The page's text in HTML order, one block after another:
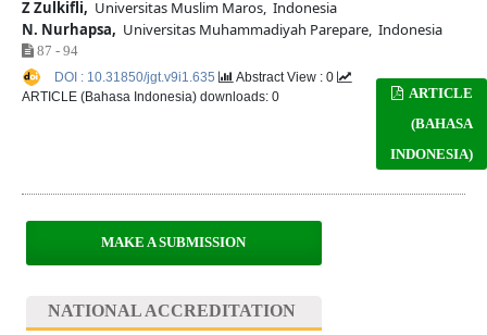
Z Zulkifli, Universitas Muslim Maros, Indonesia
N. Nurhapsa, Universitas Muhammadiyah Parepare, Indonesia
87 - 94
ARTICLE
(BAHASA
INDONESIA)
DOI : 10.31850/jgt.v9i1.635
Abstract View : 0
ARTICLE (Bahasa Indonesia) downloads: 0
MAKE A SUBMISSION
NATIONAL ACCREDITATION